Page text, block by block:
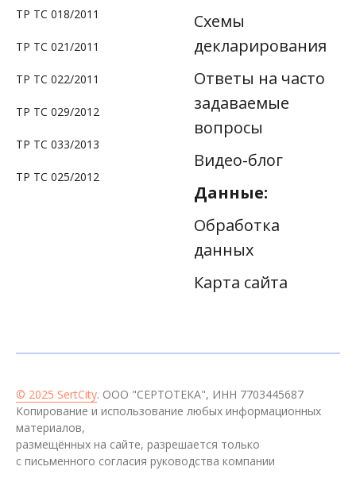
ТР ТС 018/2011
ТР ТС 021/2011
ТР ТС 022/2011
ТР ТС 029/2012
ТР ТС 033/2013
ТР ТС 025/2012
Схемы
декларирования
Ответы на часто
задаваемые
вопросы
Видео-блог
Данные:
Обработка
данных
Карта сайта
© 2025 SertCity. ООО "СЕРТОТЕКА", ИНН 7703445687
Копирование и использование любых информационных
материалов,
размещённых на сайте, разрешается только
с письменного согласия руководства компании